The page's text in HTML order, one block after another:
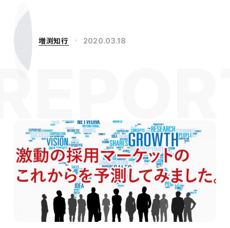
増渕知行 2020.03.18